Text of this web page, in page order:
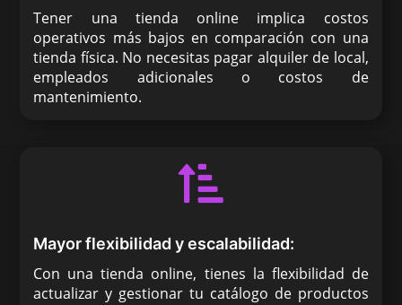
Tener una tienda online implica costos
operativos más bajos en comparación con una
tienda física. No necesitas pagar alquiler de local,
empleados adicionales o costos de
mantenimiento.

Mayor flexibilidad y escalabilidad:
Con una tienda online, tienes la flexibilidad de
actualizar y gestionar tu catálogo de productos